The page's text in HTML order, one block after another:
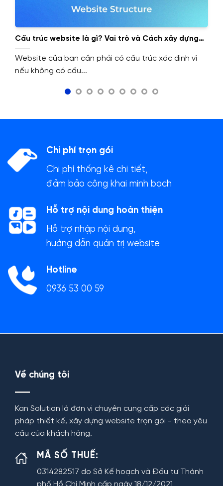
Cấu trúc website là gì? Vai trò và Cách xây dựng
cấu trúc website.
Website của bạn cần phải có cấu trúc xác định vì
nếu không có cấu...
Chi phí trọn gói
Chi phí thống kê chi tiết,
đảm bảo công khai minh bạch
Hỗ trợ nội dung hoàn thiện
Hỗ trợ nhập nội dung,
hướng dẫn quản trị website
Hotline
0936 53 00 59
Về chúng tôi
Kan Solution là đơn vị chuyên cung cấp các giải
pháp thiết kế, xây dựng website trọn gói - theo yêu
cầu của khách hàng.
MÃ SỐ THUẾ:
0314282517 do Sở Kế hoạch và Đầu tư Thành
phố Hồ Chí Minh cấp ngày 18/12/2021